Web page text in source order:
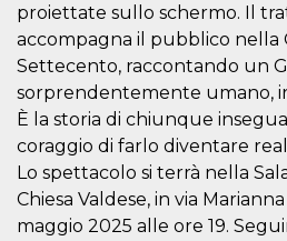
proiettate sullo schermo. Il
accompagna il pubblico nella
Settecento, raccontando un
sorprendentemente umano,
È la storia di chiunque
coraggio di farlo diventare
Lo spettacolo si terrà nella
Chiesa Valdese, in via
maggio 2025 alle ore 19.
wordpress_test_cookie
Automattic
Inc.
.oooh.events
PHPSESSID
PHP.net
oooh.events